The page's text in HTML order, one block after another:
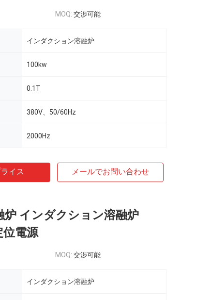
MOQ: 交渉可能
インダクション溶融炉
100kw
0.1T
380V、50/60Hz
2000Hz
イス メールでお問い合わせ
炉 インダクション溶融炉
位電源
MOQ: 交渉可能
インダクション溶融炉